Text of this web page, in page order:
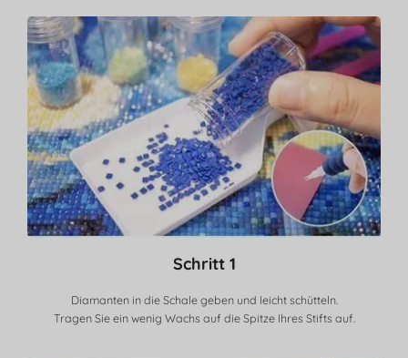
Schritt 1
Diamanten in die Schale geben und leicht schütteln.
Tragen Sie ein wenig Wachs auf die Spitze Ihres Stifts auf.